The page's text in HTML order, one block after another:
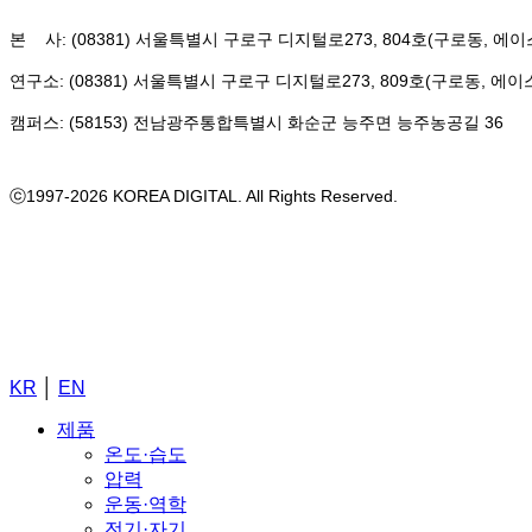
본 사: (08381) 서울특별시 구로구 디지털로273, 804호(구로동, 에이
연구소: (08381) 서울특별시 구로구 디지털로273, 809호(구로동, 에이
캠퍼스: (58153) 전남광주통합특별시 화순군 능주면 능주농공길 36
ⓒ1997-2026 KOREA DIGITAL. All Rights Reserved.
Close
KR EN
제품
온도·습도
압력
운동·역학